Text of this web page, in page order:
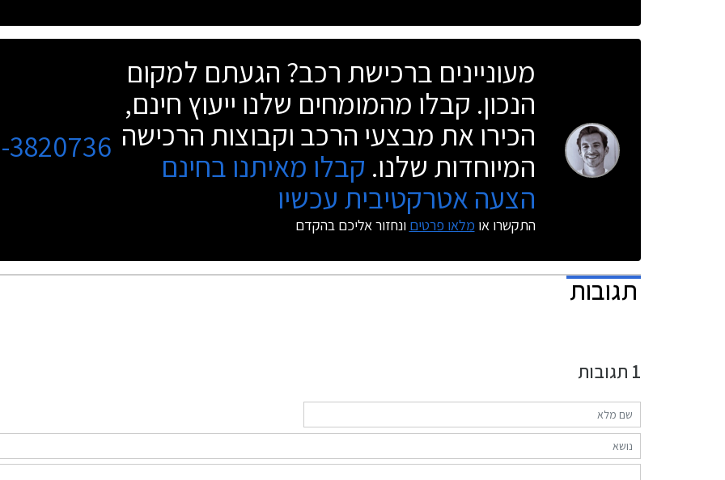
מעוניינים ברכישת רכב? הגעתם למקום
הנכון. קבלו מהמומחים שלנו ייעוץ חינם,
הכירו את מבצעי הרכב וקבוצות הרכישה
המיוחדות שלנו. קבלו מאיתנו בחינם
הצעה אטרקטיבית עכשיו
התקשרו או מלאו פרטים ונחזור אליכם בהקדם
3820736
תגובות
1 תגובות